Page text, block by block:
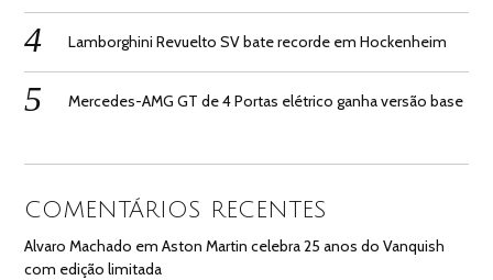
Lamborghini Revuelto SV bate recorde em Hockenheim
Mercedes-AMG GT de 4 Portas elétrico ganha versão base
COMENTÁRIOS RECENTES
Alvaro Machado emAston Martin celebra 25 anos do Vanquish
com edição limitada